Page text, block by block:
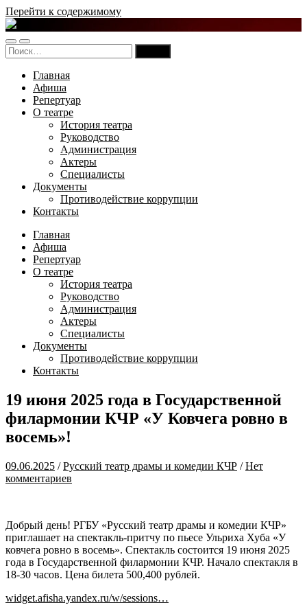
Перейти к содержимому
Русский
театр
драмы
и
комедии
Карачаево-
Черкесской
Республики
Переключить
мобильное
Переключить
поле
Найти:
Главная
Афиша
Репертуар
О театре
История театра
Руководство
Администрация
Актеры
Специалисты
Документы
Противодействие коррупции
Контакты
Главная
Афиша
Репертуар
О театре
История театра
Руководство
Администрация
Актеры
Специалисты
Документы
Противодействие коррупции
Контакты
19 июня 2025 года в Государственной
филармонии КЧР «У Ковчега ровно в
восемь»!
09.06.2025 /Русский театр драмы и комедии КЧР /Нет
комментариев
Добрый день! РГБУ «Русский театр драмы и комедии КЧР»
приглашает на спектакль-притчу по пьесе Ульриха Хуба «У
ковчега ровно в восемь». Спектакль состоится 19 июня 2025
года в Государственной филармонии КЧР. Начало спектакля в
18-30 часов. Цена билета 500,400 рублей.
widget.afisha.yandex.ru/w/sessions…